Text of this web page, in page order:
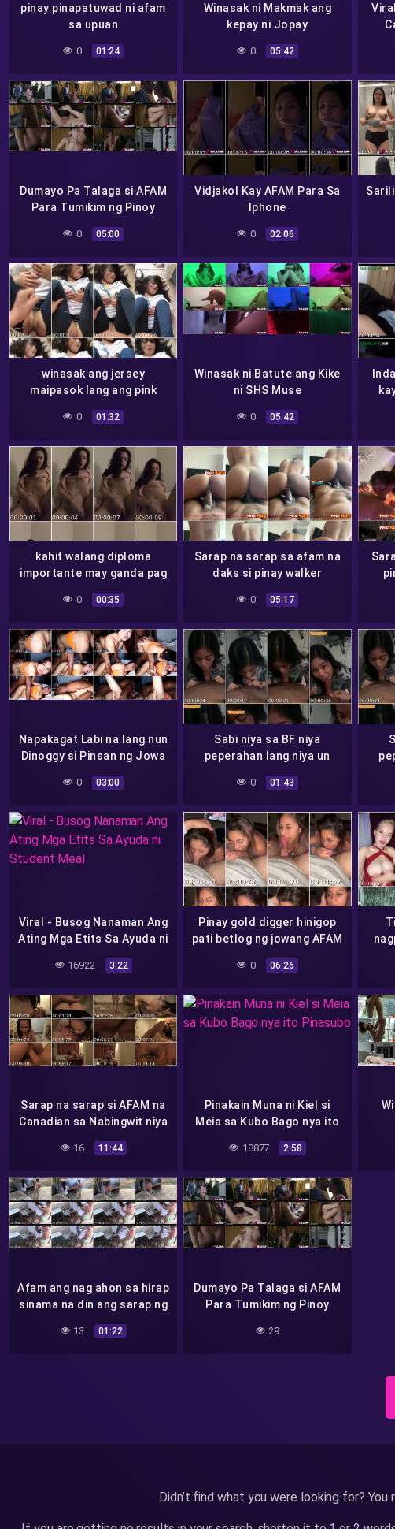
pinay pinapatuwad ni afam
sa upuan
0 01:24
Winasak ni Makmak ang
kepay ni Jopay
0 05:42
Dumayo Pa Talaga si AFAM
Para Tumikim ng Pinoy
0 05:00
Vidjakol Kay AFAM Para Sa
Iphone
0 02:06
winasak ang jersey
maipasok lang ang pink
loob
0 01:32
Winasak ni Batute ang Kike
ni SHS Muse
0 05:42
kahit walang diploma
importante may ganda pag
0 00:35
Sarap na sarap sa afam na
daks si pinay walker
0 05:17
Napakagat Labi na lang nun
Dinoggy si Pinsan ng Jowa
0 03:00
Sabi niya sa BF niya
peperahan lang niya un
pala
0 01:43
Viral - Busog Nanaman Ang
Ating Mga Etits Sa Ayuda ni
16922 3:22
Pinay gold digger hinigop
pati betlog ng jowang AFAM
0 06:26
Sarap na sarap si AFAM na
Canadian sa Nabingwit niya
16 11:44
Pinakain Muna ni Kiel si
Meia sa Kubo Bago nya ito
18877 2:58
Afam ang nag ahon sa hirap
sinama na din ang sarap ng
13 01:22
Dumayo Pa Talaga si AFAM
Para Tumikim ng Pinoy
29
Didn’t find what you were looking for?